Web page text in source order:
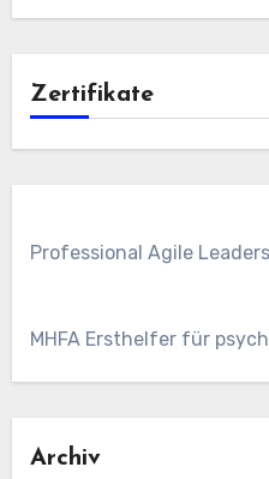
Zertifikate
Professional Agile
MHFA Ersthelfer für
Archiv